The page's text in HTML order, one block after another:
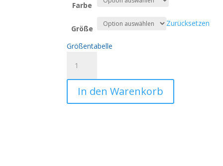
Farbe
Größe
Zurücksetzen
Größentabelle
Geschenk
zum
Vatertag:
"Für
In den Warenkorb